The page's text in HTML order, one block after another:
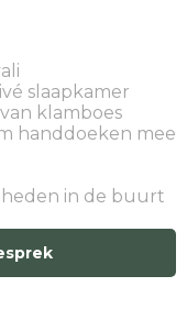
slaapkamer
klamboes
handdoeken mee
in de buurt